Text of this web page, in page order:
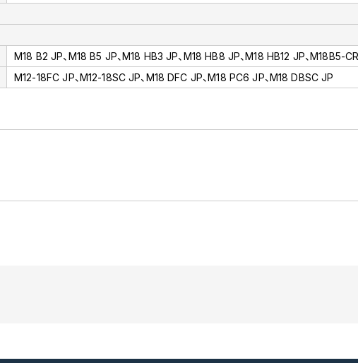
M18 B2 JP、M18 B5 JP、M18 HB3 JP、M18 HB8 JP、M18 HB12 JP、M18B5-
M12-18FC JP、M12-18SC JP、M18 DFC JP、M18 PC6 JP、M18 DBSC JP